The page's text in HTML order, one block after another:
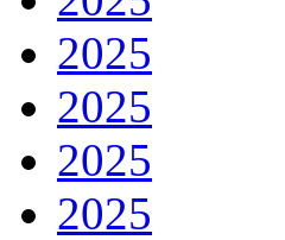
2025
2025
2025
2025